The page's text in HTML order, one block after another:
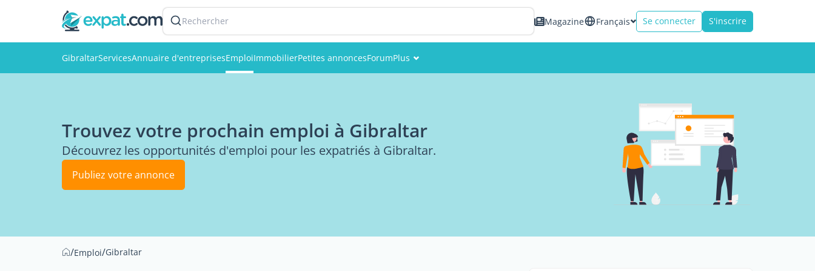
Rechercher Magazine Français Se connecter S'inscrire
GibraltarServicesAnnuaire d'entreprisesEmploiImmobilierPetites annoncesForumPlus
Photos
Trouvez votre prochain emploi à Gibraltar
Découvrez les opportunités d'emploi pour les expatriés à Gibraltar.
Publiez votre annonce
/Emploi/Gibraltar